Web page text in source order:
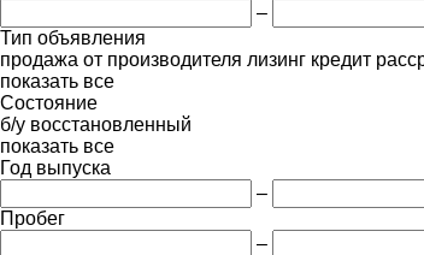
–
Тип объявления
продажа от производителя лизинг кредит
показать все
Состояние
б/у восстановленный
показать все
Год выпуска
–
Пробег
–